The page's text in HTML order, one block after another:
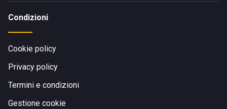
Condizioni
Cookie policy
Privacy policy
Termini e condizioni
Gestione cookie